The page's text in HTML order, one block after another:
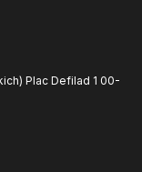
Plac Defilad 1 00-